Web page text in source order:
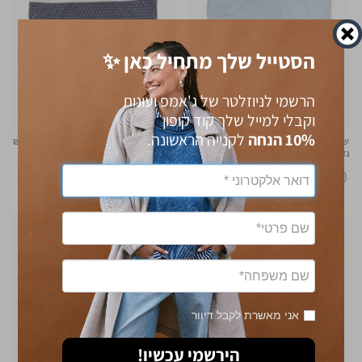
שלישיית תחתונים
גזרה גבוהה
מחיר
מוצר
59.90 ₪
שלישיית תחתונים
גזרה גבוהה
הסטייל שלך מתחיל כאן ✨
הרשמי לניוזלטר של ג'אמפ ועונות
וקבלי למייל שלך קוד קופון
10% הנחה
לקנייה הראשונה.
אני מאשרת לקבל דיוור
הירשמי עכשיו!